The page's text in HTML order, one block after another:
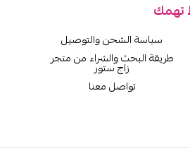
تهمك
سياسة الشحن والتوصيل
طريقة البحث والشراء من متجر
زاج ستور
تواصل معنا